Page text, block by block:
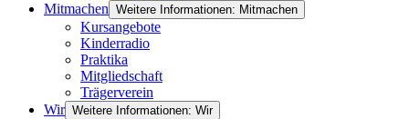
Mitmachen Weitere Informationen: Mitmachen
Kursangebote
Kinderradio
Praktika
Mitgliedschaft
Trägerverein
Wir Weitere Informationen: Wir